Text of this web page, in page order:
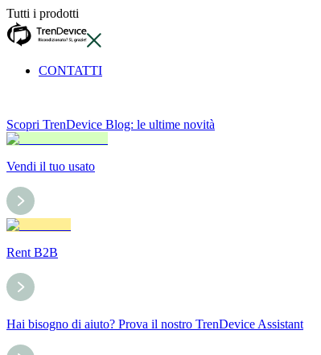
Tutti i prodotti
CONTATTI
Scopri TrenDevice Blog: le ultime novità
Vendi il tuo usato
Rent B2B
Hai bisogno di aiuto? Prova il nostro TrenDevice Assistant